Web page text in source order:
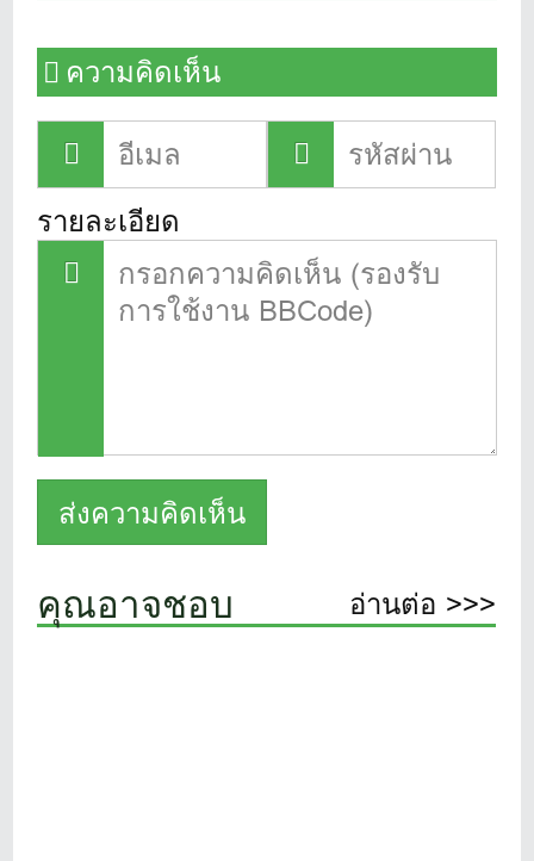
ความคิดเห็น
รายละเอียด
คุณอาจชอบ อ่านต่อ >>>